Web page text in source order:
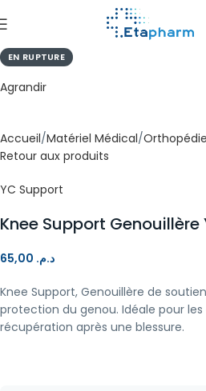
EN RUPTURE
Agrandir
Accueil Matériel Médical Orthopédie
Retour aux produits
YC Support
Knee Support Genouillère
د.م.
Knee Support, Genouillère de
protection du genou. Idéale pour
récupération après une blessure.